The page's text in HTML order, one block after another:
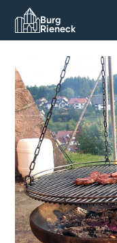
Burg
Rieneck